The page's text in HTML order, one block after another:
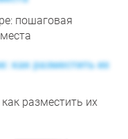
пошаговая
разместить их